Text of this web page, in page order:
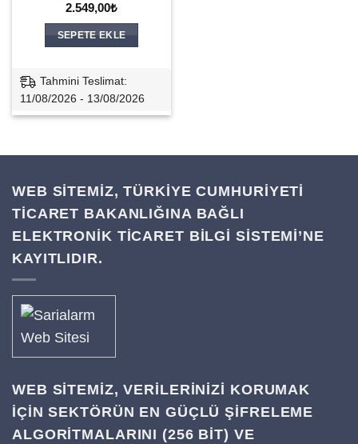
2.549,00₺
SEPETE EKLE
Tahmini Teslimat:
11/08/2026 - 13/08/2026
WEB SİTEMİZ, TÜRKİYE CUMHURİYETİ
TİCARET BAKANLIĞINA BAĞLI
ELEKTRONİK TİCARET BİLGİ SİSTEMİ’NE
KAYITLIDIR.
WEB SITEMIZ, VERILERINIZI KORUMAK
IÇIN SEKTÖRÜN EN GÜÇLÜ ŞIFRELEME
ALGORITMALARINI (256 BIT) VE